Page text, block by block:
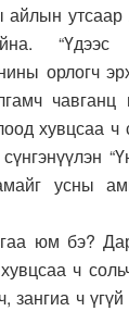
утсаар
орлогч
хувцсаа
усны
юм бэ?
ч
зангиа ч